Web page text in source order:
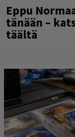
Eppu
tänään –
täältä